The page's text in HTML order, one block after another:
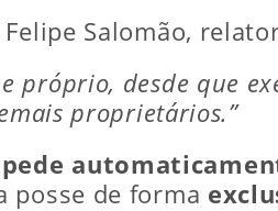
Salomão,
desde que
proprietários.”
posse de forma